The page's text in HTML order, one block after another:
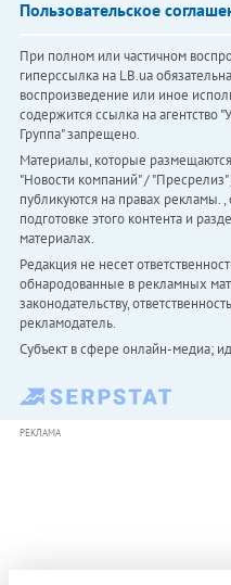
Пользовательское
При полном или частичном
гиперссылка на LB.ua
воспроизведение или иное
содержится ссылка на агентство
Группа" запрещено.
Материалы, которые
"Новости компаний" /
публикуются на правах рекламы. ,
подготовке этого контента и
материалах.
Редакция не несет
обнародованные в рекламных
законодательству,
рекламодатель.
Субъект в сфере онлайн-медиа;
РЕКЛАМА